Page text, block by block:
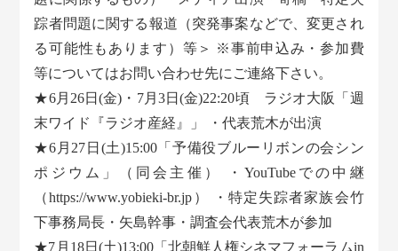
踪者問題に関する報道（突発事案などで、変更され
る可能性もあります）等＞ ※事前申込み・参加費
等についてはお問い合わせ先にご連絡下さい。
★6月26日(金)・7月3日(金)22:20頃 ラジオ大阪「週
末ワイド『ラジオ産経』」 ・代表荒木が出演
★6月27日(土)15:00「予備役ブルーリボンの会シン
ポジウム」（同会主催） ・YouTubeでの中継
（https://www.yobieki-br.jp） ・特定失踪者家族会竹
下事務局長・矢島幹事・調査会代表荒木が参加
★7月18日(土)13:00「北朝鮮人権シネマフォーラムin